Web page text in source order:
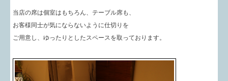
当店の席は個室はもちろん、テーブル席も、
お客様同士が気にならないように仕切りを
ご用意し、ゆったりとしたスペースを取っております。